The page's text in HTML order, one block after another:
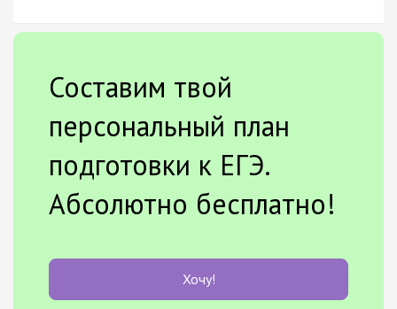
Составим твой
персональный план
подготовки к ЕГЭ.
Абсолютно бесплатно!
Хочу!